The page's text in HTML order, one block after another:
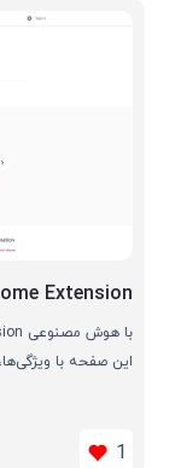
Extension
این صفحه با
1